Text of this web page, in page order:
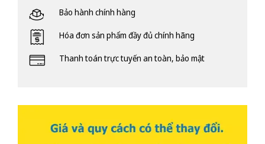
Bảo hành chính hàng
Hóa đơn sản phẩm đầy đủ chính hãng
Thanh toán trực tuyến an toàn, bảo mật